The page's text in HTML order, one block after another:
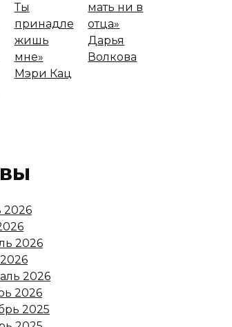
Ты
принадле
жишь
мне»
Мэри Кац
мать ни в
отца»
Дарья
Волкова
2026
2026
2026
2026
2025